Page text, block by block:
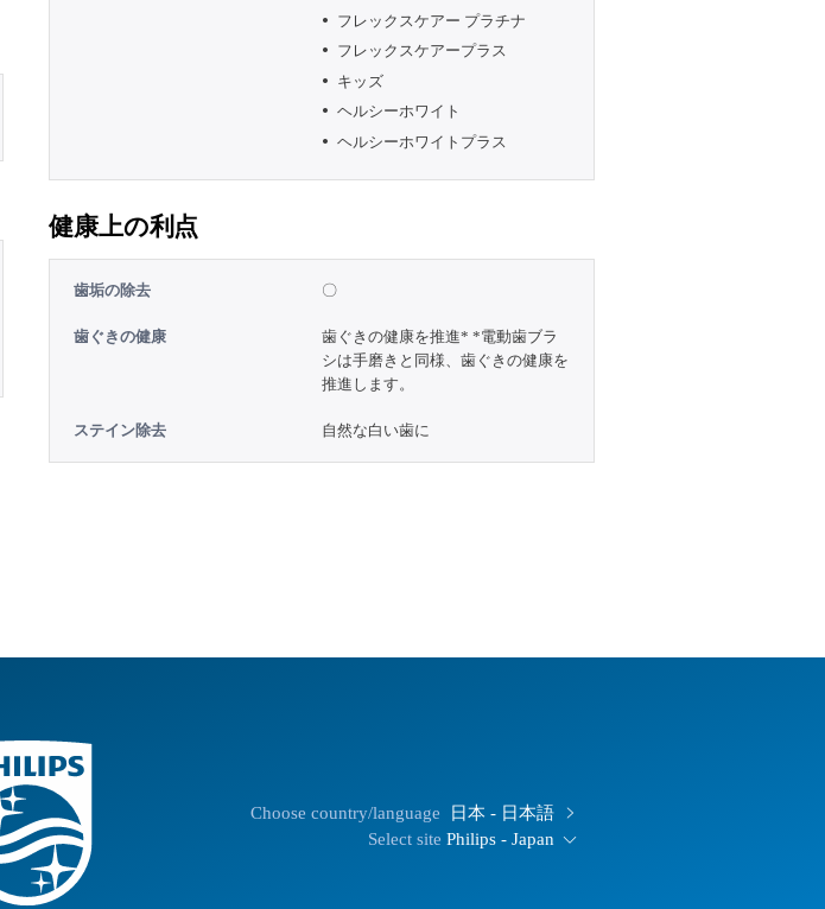
フレックスケアー プラチナ
フレックスケアープラス
キッズ
ヘルシーホワイト
ヘルシーホワイトプラス
健康上の利点
歯垢の除去 〇
歯ぐきの健康
歯ぐきの健康を推進* *電動歯ブラ
シは手磨きと同様、歯ぐきの健康を
推進します。
ステイン除去 自然な白い歯に
Choose country/language
日本 - 日本語
Select site Philips - Japan